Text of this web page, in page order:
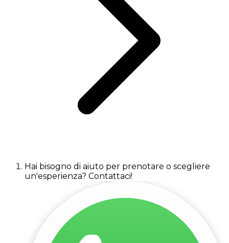
Hai bisogno di aiuto per prenotare o scegliere
un'esperienza? Contattaci!